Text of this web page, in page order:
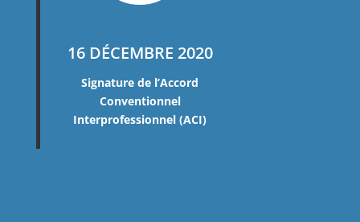
16 DÉCEMBRE 2020
Signature de l’Accord
Conventionnel
Interprofessionnel (ACI)